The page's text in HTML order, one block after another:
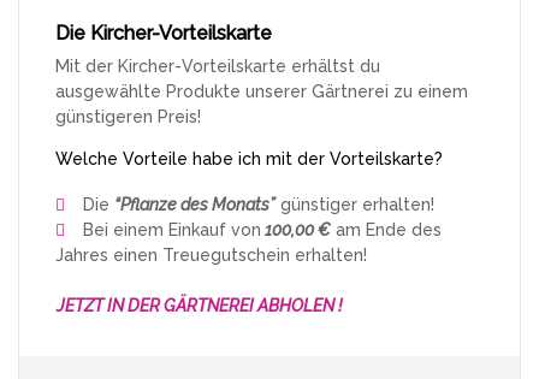
Die Kircher-Vorteilskarte
Mit der Kircher-Vorteilskarte erhältst du
ausgewählte Produkte unserer Gärtnerei zu einem
günstigeren Preis!
Welche Vorteile habe ich mit der Vorteilskarte?
Die “Pflanze des Monats”günstiger erhalten!
Bei einem Einkauf von 100,00 € am Ende des
Jahres einen Treuegutschein erhalten!
JETZT IN DER GÄRTNEREI ABHOLEN !